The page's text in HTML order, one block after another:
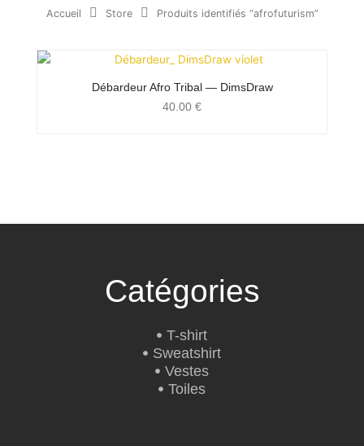
Accueil Store Produits identifiés “afrofuturism”
Débardeur Afro Tribal — DimsDraw
40.00 €
Catégories
T-shirt
Sweatshirt
Vestes
Toiles